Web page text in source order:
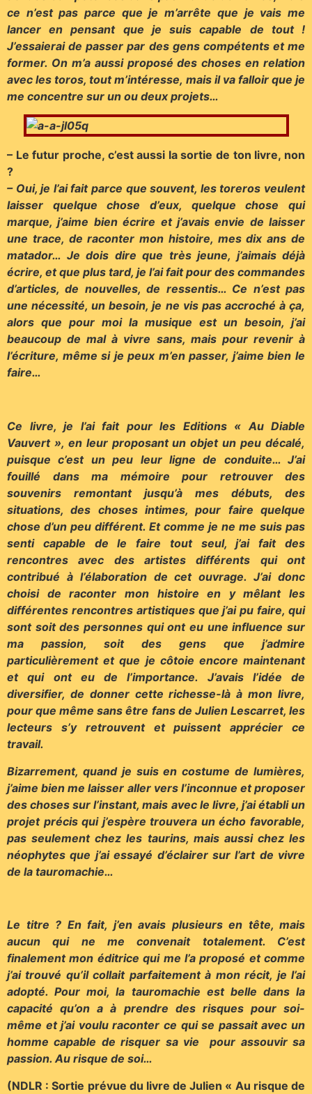
ce n’est pas parce que je m’arrête que je vais me
lancer en pensant que je suis capable de tout !
J’essaierai de passer par des gens compétents et me
former. On m’a aussi proposé des choses en relation
avec les toros, tout m’intéresse, mais il va falloir que je
me concentre sur un ou deux projets…
– Le futur proche, c’est aussi la sortie de ton livre, non
?
– Oui, je l’ai fait parce que souvent, les toreros veulent
laisser quelque chose d’eux, quelque chose qui
marque, j’aime bien écrire et j’avais envie de laisser
une trace, de raconter mon histoire, mes dix ans de
matador… Je dois dire que très jeune, j’aimais déjà
écrire, et que plus tard, je l’ai fait pour des commandes
d’articles, de nouvelles, de ressentis… Ce n’est pas
une nécessité, un besoin, je ne vis pas accroché à ça,
alors que pour moi la musique est un besoin, j’ai
beaucoup de mal à vivre sans, mais pour revenir à
l’écriture, même si je peux m’en passer, j’aime bien le
faire…
Ce livre, je l’ai fait pour les Editions « Au Diable
Vauvert », en leur proposant un objet un peu décalé,
puisque c’est un peu leur ligne de conduite… J’ai
fouillé dans ma mémoire pour retrouver des
souvenirs remontant jusqu’à mes débuts, des
situations, des choses intimes, pour faire quelque
chose d’un peu différent. Et comme je ne me suis pas
senti capable de le faire tout seul, j’ai fait des
rencontres avec des artistes différents qui ont
contribué à l’élaboration de cet ouvrage. J’ai donc
choisi de raconter mon histoire en y mêlant les
différentes rencontres artistiques que j’ai pu faire, qui
sont soit des personnes qui ont eu une influence sur
ma passion, soit des gens que j’admire
particulièrement et que je côtoie encore maintenant
et qui ont eu de l’importance. J’avais l’idée de
diversifier, de donner cette richesse-là à mon livre,
pour que même sans être fans de Julien Lescarret, les
lecteurs s’y retrouvent et puissent apprécier ce
travail.
Bizarrement, quand je suis en costume de lumières,
j’aime bien me laisser aller vers l’inconnue et proposer
des choses sur l’instant, mais avec le livre, j’ai établi un
projet précis qui j’espère trouvera un écho favorable,
pas seulement chez les taurins, mais aussi chez les
néophytes que j’ai essayé d’éclairer sur l’art de vivre
de la tauromachie…
Le titre ? En fait, j’en avais plusieurs en tête, mais
aucun qui ne me convenait totalement. C’est
finalement mon éditrice qui me l’a proposé et comme
j’ai trouvé qu’il collait parfaitement à mon récit, je l’ai
adopté. Pour moi, la tauromachie est belle dans la
capacité qu’on a à prendre des risques pour soi-
même et j’ai voulu raconter ce qui se passait avec un
homme capable de risquer sa vie pour assouvir sa
passion. Au risque de soi…
(NDLR : Sortie prévue du livre de Julien « Au risque de